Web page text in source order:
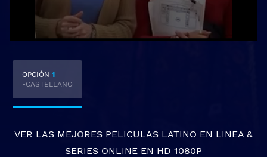
OPCIÓN 1
-CASTELLANO
VER LAS MEJORES PELICULAS LATINO EN LINEA &
SERIES ONLINE EN HD 1080P